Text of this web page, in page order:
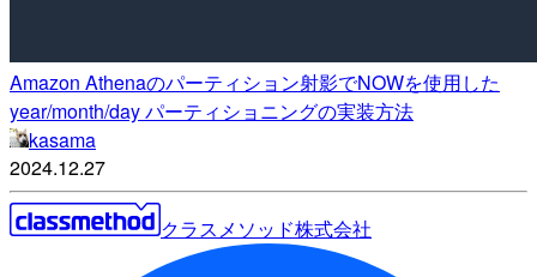
Amazon Athenaのパーティション射影でNOWを使用した
year/month/day パーティショニングの実装方法
kasama
2024.12.27
クラスメソッド株式会社